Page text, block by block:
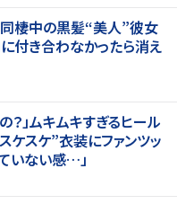
同棲中の黒髪“美人”彼女
付き合わなかったら消え
？」ムキムキすぎるヒール
ケスケ”衣装にファンツッ
いない感…」